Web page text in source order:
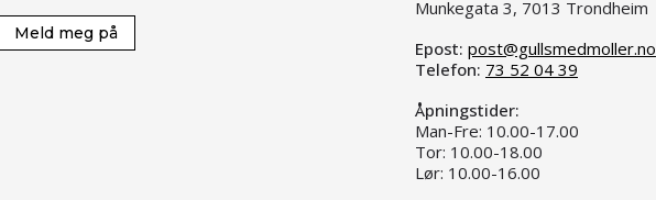
Meld meg på
Munkegata 3, 7013 Trondheim
Epost: post@gullsmedmoller.no
Telefon: 73 52 04 39
Åpningstider:
Man-Fre: 10.00-17.00
Tor: 10.00-18.00
Lør: 10.00-16.00